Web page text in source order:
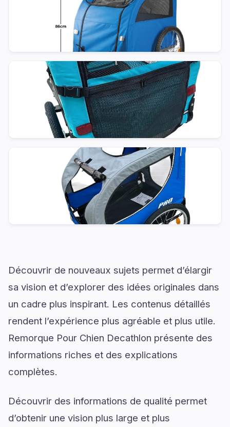
Découvrir de nouveaux sujets permet d’élargir
sa vision et d’explorer des idées originales dans
un cadre plus inspirant. Les contenus détaillés
rendent l’expérience plus agréable et plus utile.
Remorque Pour Chien Decathlon présente des
informations riches et des explications
complètes.
Découvrir des informations de qualité permet
d’obtenir une vision plus large et plus